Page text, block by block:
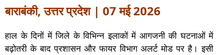
बाराबंकी, उत्तर प्रदेश | 07 मई 2026
हाल के दिनों में जिले के विभिन्न इलाकों में आगजनी की घटनाओं में
बढ़ोतरी के बाद प्रशासन और फायर विभाग अलर्ट मोड पर है। इसी